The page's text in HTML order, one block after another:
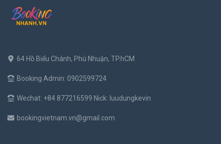
64 Hồ Biểu Chánh, Phú Nhuận, TP.hCM
Booking Admin: 0902599724
Wechat: +84 877216599 Nick: luudungkevin
bookingvietnam.vn@gmail.com